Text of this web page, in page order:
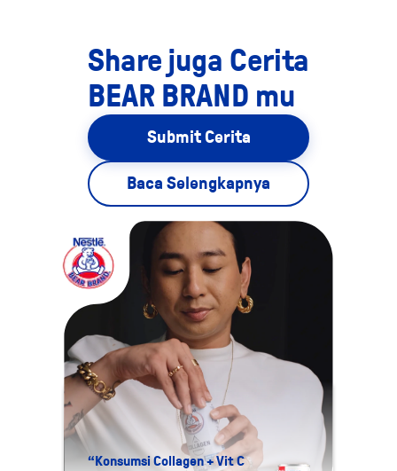
Share juga Cerita
BEAR BRAND mu
Submit Cerita
Baca Selengkapnya
“Konsumsi Collagen + Vit C